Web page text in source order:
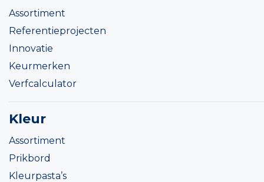
Assortiment
Referentieprojecten
Innovatie
Keurmerken
Verfcalculator
Kleur
Assortiment
Prikbord
Kleurpasta’s